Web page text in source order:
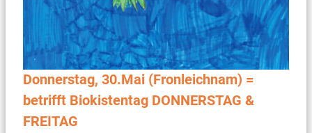
Donnerstag, 30.Mai (Fronleichnam) =
betrifft Biokistentag DONNERSTAG &
FREITAG